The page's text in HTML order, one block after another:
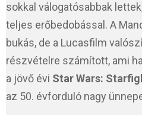
sokkal válogatósabbak
teljes erőbedobással. A
bukás, de a Lucasfilm
részvételre számított, ami
a jövő évi Star Wars:
az 50. évforduló nagy